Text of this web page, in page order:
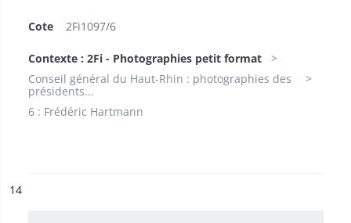
Cote 2Fi1097/6
Contexte : 2Fi - Photographies petit format
Conseil général du Haut-Rhin : photographies des
présidents...
6 : Frédéric Hartmann
n°
14